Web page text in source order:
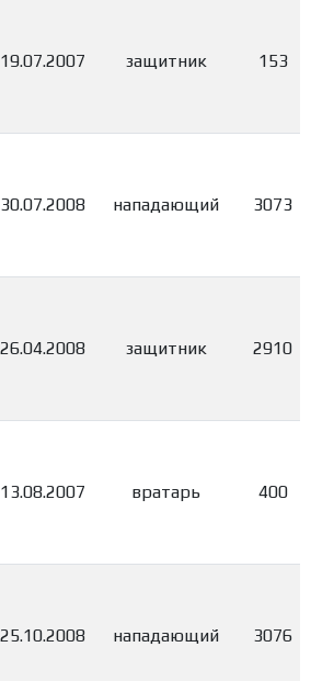
19.07.2007 защитник 153
30.07.2008 нападающий 3073
26.04.2008 защитник 2910
13.08.2007 вратарь 400
25.10.2008 нападающий 3076